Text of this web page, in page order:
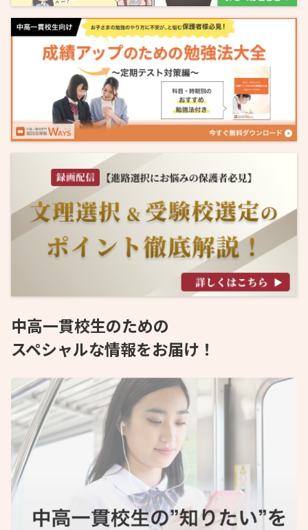
中高一貫校生のための
スペシャルな情報をお届け！